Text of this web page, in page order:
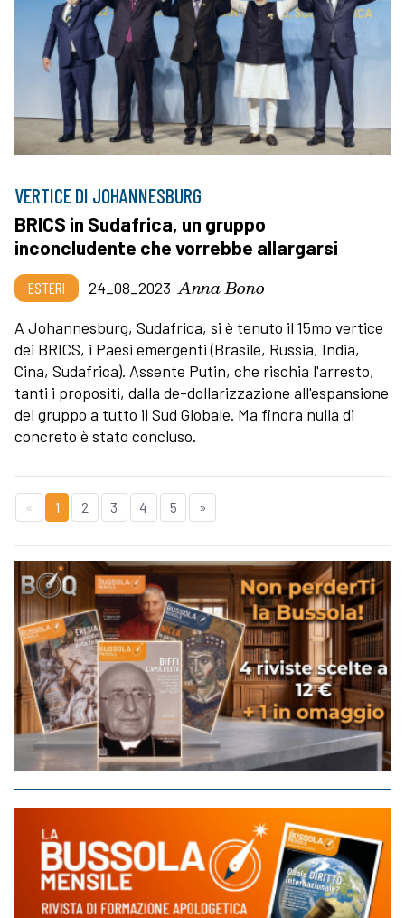
VERTICE DI JOHANNESBURG
BRICS in Sudafrica, un gruppo
inconcludente che vorrebbe allargarsi
ESTERI 24_08_2023 Anna Bono
A Johannesburg, Sudafrica, si è tenuto il 15mo vertice
dei BRICS, i Paesi emergenti (Brasile, Russia, India,
Cina, Sudafrica). Assente Putin, che rischia l'arresto,
tanti i propositi, dalla de-dollarizzazione all'espansione
del gruppo a tutto il Sud Globale. Ma finora nulla di
concreto è stato concluso.
« 1 2 3 4 5 »